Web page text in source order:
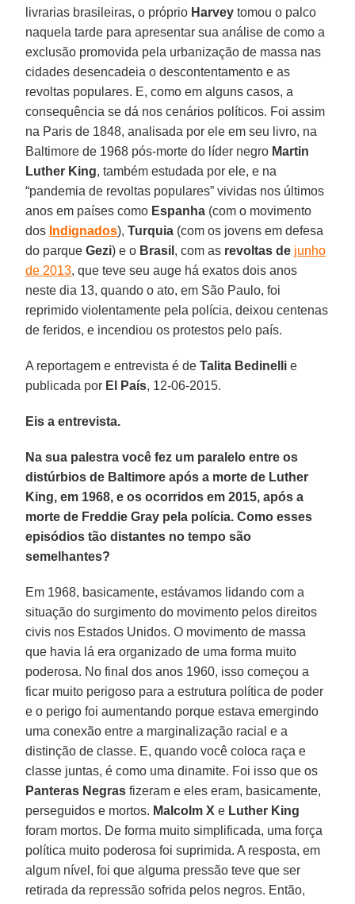
livrarias brasileiras, o próprio Harvey tomou o palco
naquela tarde para apresentar sua análise de como a
exclusão promovida pela urbanização de massa nas
cidades desencadeia o descontentamento e as
revoltas populares. E, como em alguns casos, a
consequência se dá nos cenários políticos. Foi assim
na Paris de 1848, analisada por ele em seu livro, na
Baltimore de 1968 pós-morte do líder negro Martin
Luther King, também estudada por ele, e na
“pandemia de revoltas populares” vividas nos últimos
anos em países como Espanha (com o movimento
dos Indignados),Turquia (com os jovens em defesa
do parqueGezi) e o Brasil , com as revoltas de junho
de 2013, que teve seu auge há exatos dois anos
neste dia 13, quando o ato, em São Paulo, foi
reprimido violentamente pela polícia, deixou centenas
de feridos, e incendiou os protestos pelo país.
A reportagem e entrevista é deTalita Bedinellie
publicada por El País, 12-06-2015.
Eis a entrevista.
Na sua palestra você fez um paralelo entre os
distúrbios de Baltimore após a morte de Luther
King, em 1968, e os ocorridos em 2015, após a
morte de Freddie Gray pela polícia. Como esses
episódios tão distantes no tempo são
semelhantes?
Em 1968, basicamente, estávamos lidando com a
situação do surgimento do movimento pelos direitos
civis nos Estados Unidos. O movimento de massa
que havia lá era organizado de uma forma muito
poderosa. No final dos anos 1960, isso começou a
ficar muito perigoso para a estrutura política de poder
e o perigo foi aumentando porque estava emergindo
uma conexão entre a marginalização racial e a
distinção de classe. E, quando você coloca raça e
classe juntas, é como uma dinamite. Foi isso que os
Panteras Negras fizeram e eles eram, basicamente,
perseguidos e mortos. Malcolm X e Luther King
foram mortos. De forma muito simplificada, uma força
política muito poderosa foi suprimida. A resposta, em
algum nível, foi que alguma pressão teve que ser
retirada da repressão sofrida pelos negros. Então,